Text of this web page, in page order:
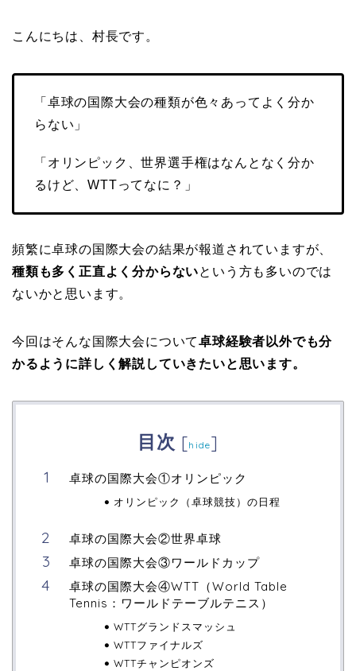
こんにちは、村長です。
「卓球の国際大会の種類が色々あってよく分か
らない」
「オリンピック、世界選手権はなんとなく分か
るけど、WTTってなに？」
頻繁に卓球の国際大会の結果が報道されていますが、
種類も多く正直よく分からないという方も多いのでは
ないかと思います。
今回はそんな国際大会について卓球経験者以外でも分
かるように詳しく解説していきたいと思います。
目次 [hide]
卓球の国際大会①オリンピック
オリンピック（卓球競技）の日程
卓球の国際大会②世界卓球
卓球の国際大会③ワールドカップ
卓球の国際大会④WTT（World Table
Tennis：ワールドテーブルテニス）
WTTグランドスマッシュ
WTTファイナルズ
WTTチャンピオンズ